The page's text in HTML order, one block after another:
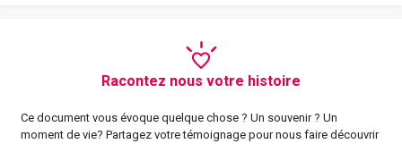
Racontez nous votre histoire
Ce document vous évoque quelque chose ? Un souvenir ? Un
moment de vie? Partagez votre témoignage pour nous faire découvrir